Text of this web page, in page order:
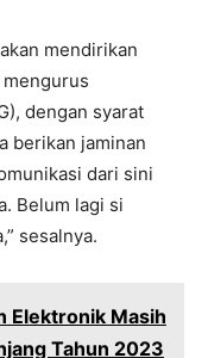
mendirikan
dengan syarat
berikan jaminan
dari sini
Belum lagi si
sesalnya.
Elektronik Masih
Tahun 2023